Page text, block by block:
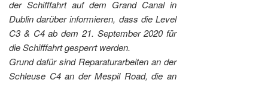
der Schifffahrt auf dem Grand Canal in
Dublin darüber informieren, dass die Level
C3 & C4 ab dem 21. September 2020 für
die Schifffahrt gesperrt werden.
Grund dafür sind Reparaturarbeiten an der
Schleuse C4 an der Mespil Road, die an